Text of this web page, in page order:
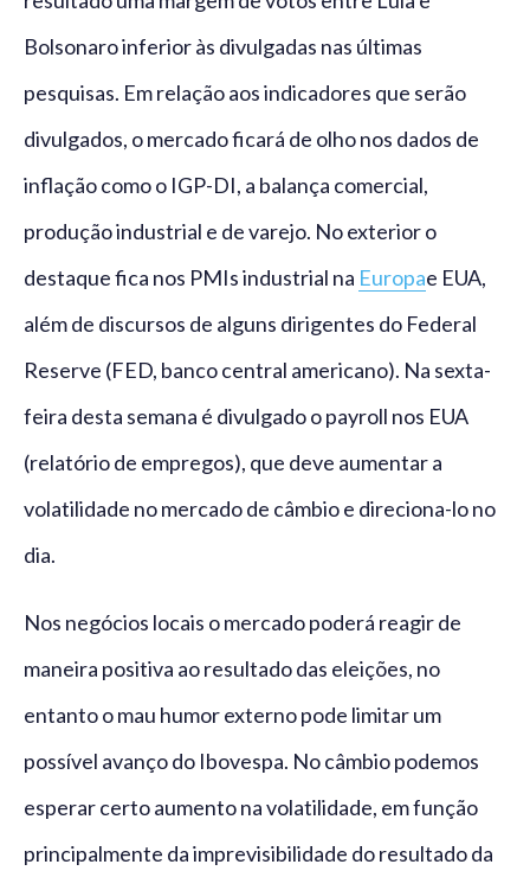
Bolsonaro inferior às divulgadas nas últimas
pesquisas. Em relação aos indicadores que serão
divulgados, o mercado ficará de olho nos dados de
inflação como o IGP-DI, a balança comercial,
produção industrial e de varejo. No exterior o
destaque fica nos PMIs industrial na Europae EUA,
além de discursos de alguns dirigentes do Federal
Reserve (FED, banco central americano). Na sexta-
feira desta semana é divulgado o payroll nos EUA
(relatório de empregos), que deve aumentar a
volatilidade no mercado de câmbio e direciona-lo no
dia.
Nos negócios locais o mercado poderá reagir de
maneira positiva ao resultado das eleições, no
entanto o mau humor externo pode limitar um
possível avanço do Ibovespa. No câmbio podemos
esperar certo aumento na volatilidade, em função
principalmente da imprevisibilidade do resultado da